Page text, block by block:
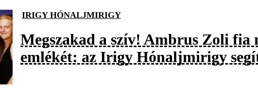
IRIGY HÓNALJMIRIGY
Megszakad a szív! Ambrus Zoli fia
emlékét: az Irigy Hónaljmirigy